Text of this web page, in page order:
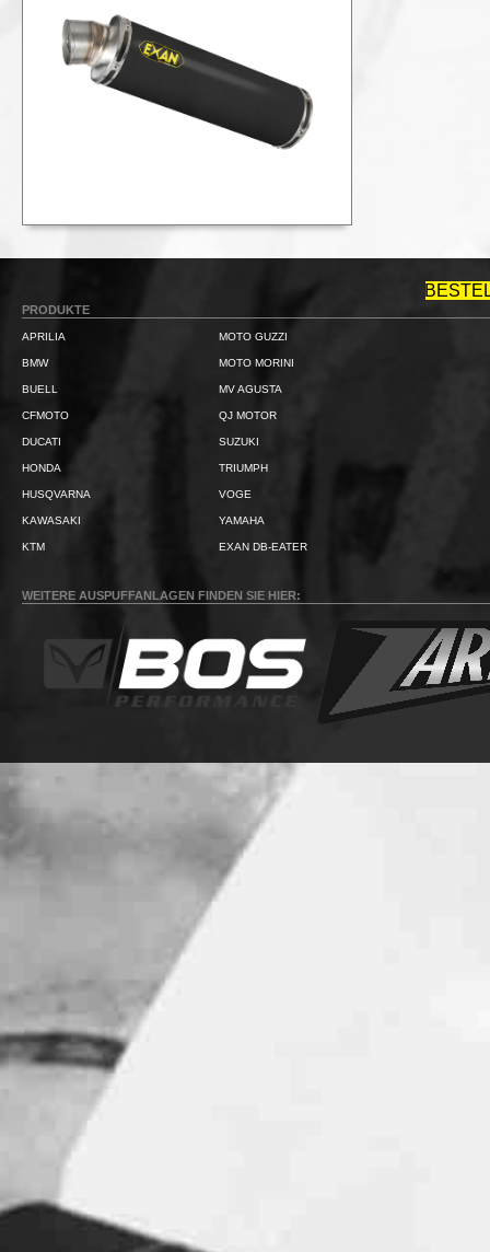
PRODUKTE
APRILIA
BMW
BUELL
CFMOTO
DUCATI
HONDA
HUSQVARNA
KAWASAKI
KTM
MOTO GUZZI
MOTO MORINI
MV AGUSTA
QJ MOTOR
SUZUKI
TRIUMPH
VOGE
YAMAHA
EXAN DB-EATER
WEITERE AUSPUFFANLAGEN FINDEN SIE HIER: